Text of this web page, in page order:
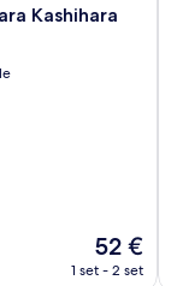
Kashihara
Il
prezzo
52 €
1 set - 2 set